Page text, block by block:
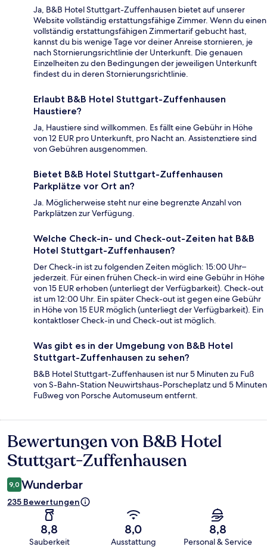
Ja, B&B Hotel Stuttgart-Zuffenhausen bietet auf unserer
Website vollständig erstattungsfähige Zimmer. Wenn du einen
vollständig erstattungsfähigen Zimmertarif gebucht hast,
kannst du bis wenige Tage vor deiner Anreise stornieren, je
nach Stornierungsrichtlinie der Unterkunft. Die genauen
Einzelheiten zu den Bedingungen der jeweiligen Unterkunft
findest du in deren Stornierungsrichtlinie.
Erlaubt B&B Hotel Stuttgart-Zuffenhausen
Haustiere?
Ja, Haustiere sind willkommen. Es fällt eine Gebühr in Höhe
von 12 EUR pro Unterkunft, pro Nacht an. Assistenztiere sind
von Gebühren ausgenommen.
Bietet B&B Hotel Stuttgart-Zuffenhausen
Parkplätze vor Ort an?
Ja. Möglicherweise steht nur eine begrenzte Anzahl von
Parkplätzen zur Verfügung.
Welche Check-in- und Check-out-Zeiten hat B&B
Hotel Stuttgart-Zuffenhausen?
Der Check-in ist zu folgenden Zeiten möglich: 15:00 Uhr–
jederzeit. Für einen frühen Check-in wird eine Gebühr in Höhe
von 15 EUR erhoben (unterliegt der Verfügbarkeit). Check-out
ist um 12:00 Uhr. Ein später Check-out ist gegen eine Gebühr
in Höhe von 15 EUR möglich (unterliegt der Verfügbarkeit). Ein
kontaktloser Check-in und Check-out ist möglich.
Was gibt es in der Umgebung von B&B Hotel
Stuttgart-Zuffenhausen zu sehen?
B&B Hotel Stuttgart-Zuffenhausen ist nur 5 Minuten zu Fuß
von S-Bahn-Station Neuwirtshaus-Porscheplatz und 5 Minuten
Fußweg von Porsche Automuseum entfernt.
Bewertungen
Bewertungen von B&B Hotel
Stuttgart-Zuffenhausen
9,0 Wunderbar
235 Bewertungen
8,8
Sauberkeit
8,0
Ausstattung
8,8
Personal & Service